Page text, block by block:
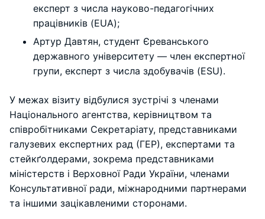
експерт з числа науково-педагогічних
працівників (EUA);
Артур Давтян, студент Єреванського
державного університету — член експертної
групи, експерт з числа здобувачів (ESU).
У межах візиту відбулися зустрічі з членами
Національного агентства, керівництвом та
співробітниками Секретаріату, представниками
галузевих експертних рад (ГЕР), експертами та
стейкґолдерами, зокрема представниками
міністерств і Верховної Ради України, членами
Консультативної ради, міжнародними партнерами
та іншими зацікавленими сторонами.